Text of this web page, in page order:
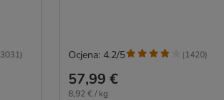
3031)
57,99 €
8,92 € / kg
Ocjena: 4.2/5 (1420)